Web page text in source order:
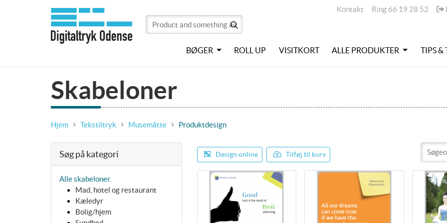
Kontakt
Kontakt Ring 66 19 28 52
BØGER ROLL UP VISITKORT ALLE PRODUKTER TIPS &
Skabeloner
Hjem Tekstiltryk Musemåtte Produktdesign
Søg på kategori
Alle skabeloner.
Mad, hotel og restaurant
Kæledyr
Bolig/hjem
Design online Tilføj til kurv